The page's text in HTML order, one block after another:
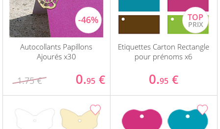
Autocollants Papillons
Ajourés x30
1.75 € 0.95 €
Etiquettes Carton Rectangle
pour prénoms x6
0.95 €